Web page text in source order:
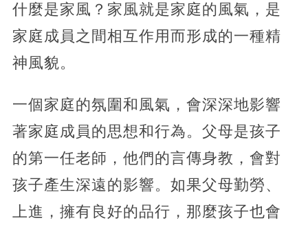
什麼是家風？家風就是家庭的風氣，是
家庭成員之間相互作用而形成的一種精
神風貌。
一個家庭的氛圍和風氣，會深深地影響
著家庭成員的思想和行為。父母是孩子
的第一任老師，他們的言傳身教，會對
孩子產生深遠的影響。如果父母勤勞、
上進，擁有良好的品行，那麼孩子也會